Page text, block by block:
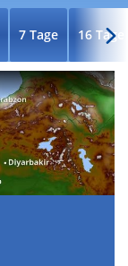
7 Tage 16 Tage